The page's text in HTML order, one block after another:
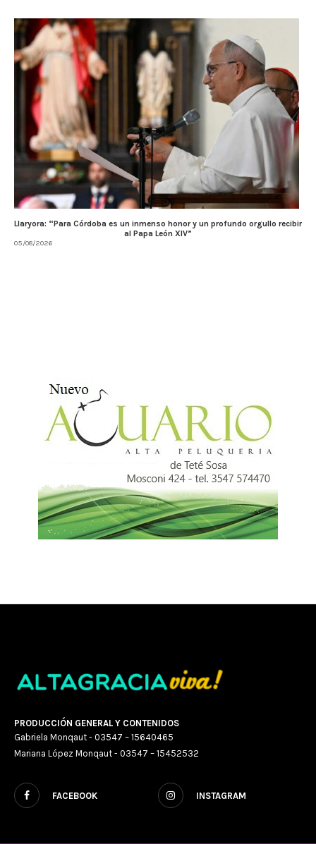
Llaryora: “Para Córdoba es un inmenso honor y un profundo orgullo recibir
al Papa León XIV”
05/08/2026
PRODUCCIÓN GENERAL Y CONTENIDOS
Gabriela Monqaut - 03547 – 15640465
Mariana López Monqaut - 03547 – 15452532
FACEBOOK INSTAGRAM